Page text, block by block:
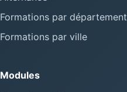
Formations par département
Formations par ville
Modules